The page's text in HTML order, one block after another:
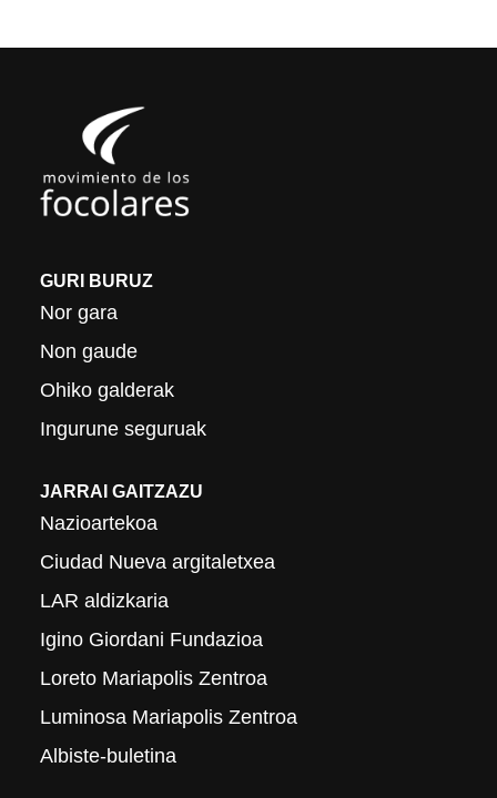
GURI BURUZ
Nor gara
Non gaude
Ohiko galderak
Ingurune seguruak
JARRAI GAITZAZU
Nazioartekoa
Ciudad Nueva argitaletxea
LAR aldizkaria
Igino Giordani Fundazioa
Loreto Mariapolis Zentroa
Luminosa Mariapolis Zentroa
Albiste-buletina